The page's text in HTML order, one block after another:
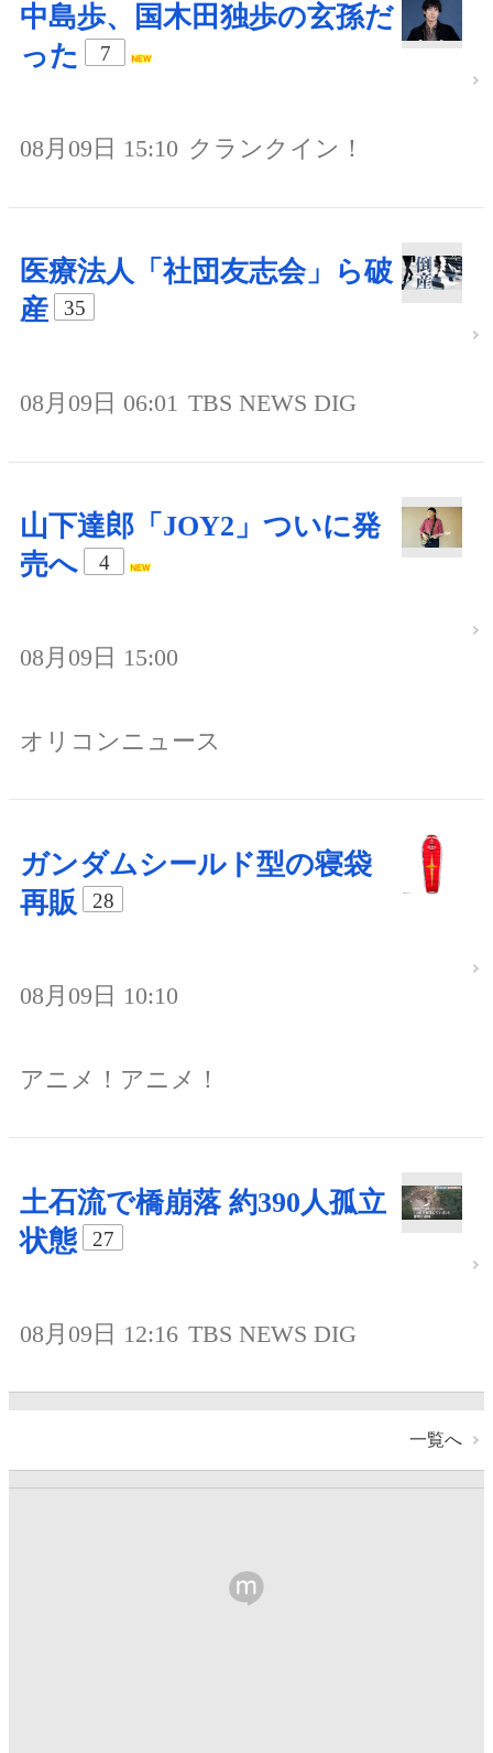
中島歩、国木田独歩の玄孫だ
った
7
08月09日 15:10 クランクイン！
医療法人「社団友志会」ら破
産
35
08月09日 06:01 TBS NEWS DIG
山下達郎「JOY2」ついに発
売へ
4
08月09日 15:00
オリコンニュース
ガンダムシールド型の寝袋
再販
28
08月09日 10:10
アニメ！アニメ！
土石流で橋崩落 約390人孤立
状態
27
08月09日 12:16 TBS NEWS DIG
一覧へ